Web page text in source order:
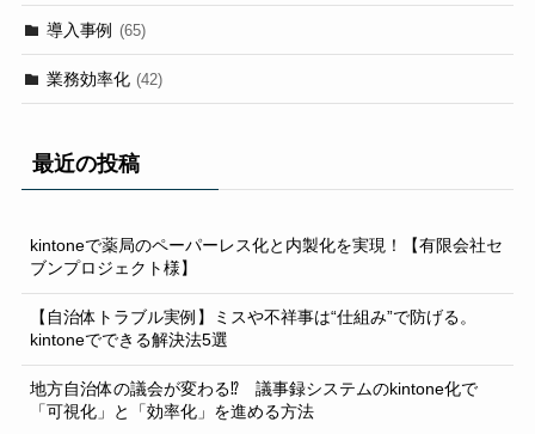
導入事例 (65)
業務効率化 (42)
最近の投稿
kintoneで薬局のペーパーレス化と内製化を実現！【有限会社セ
ブンプロジェクト様】
【自治体トラブル実例】ミスや不祥事は“仕組み”で防げる。
kintoneでできる解決法5選
地方自治体の議会が変わる⁉ 議事録システムのkintone化で
「可視化」と「効率化」を進める方法